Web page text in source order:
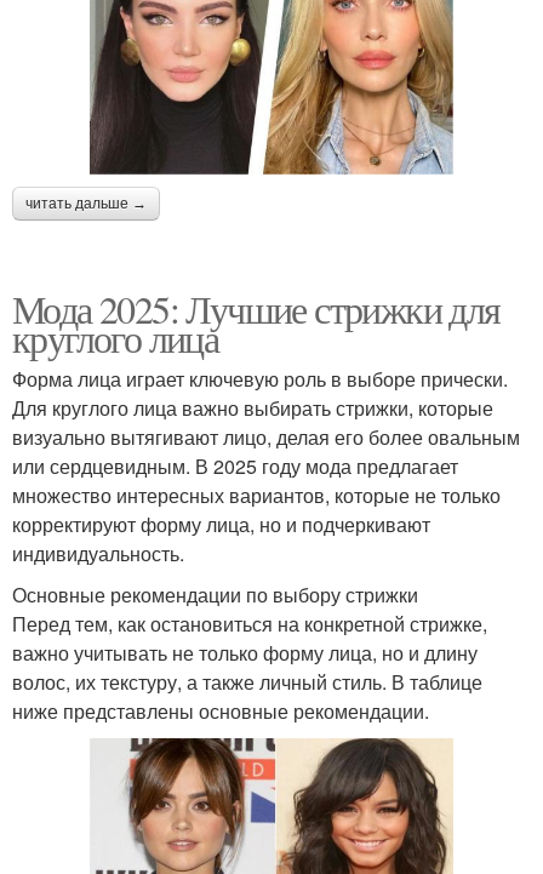
читать дальше →
Мода 2025: Лучшие стрижки для
круглого лица
Форма лица играет ключевую роль в выборе прически.
Для круглого лица важно выбирать стрижки, которые
визуально вытягивают лицо, делая его более овальным
или сердцевидным. В 2025 году мода предлагает
множество интересных вариантов, которые не только
корректируют форму лица, но и подчеркивают
индивидуальность.
Основные рекомендации по выбору стрижки
Перед тем, как остановиться на конкретной стрижке,
важно учитывать не только форму лица, но и длину
волос, их текстуру, а также личный стиль. В таблице
ниже представлены основные рекомендации.